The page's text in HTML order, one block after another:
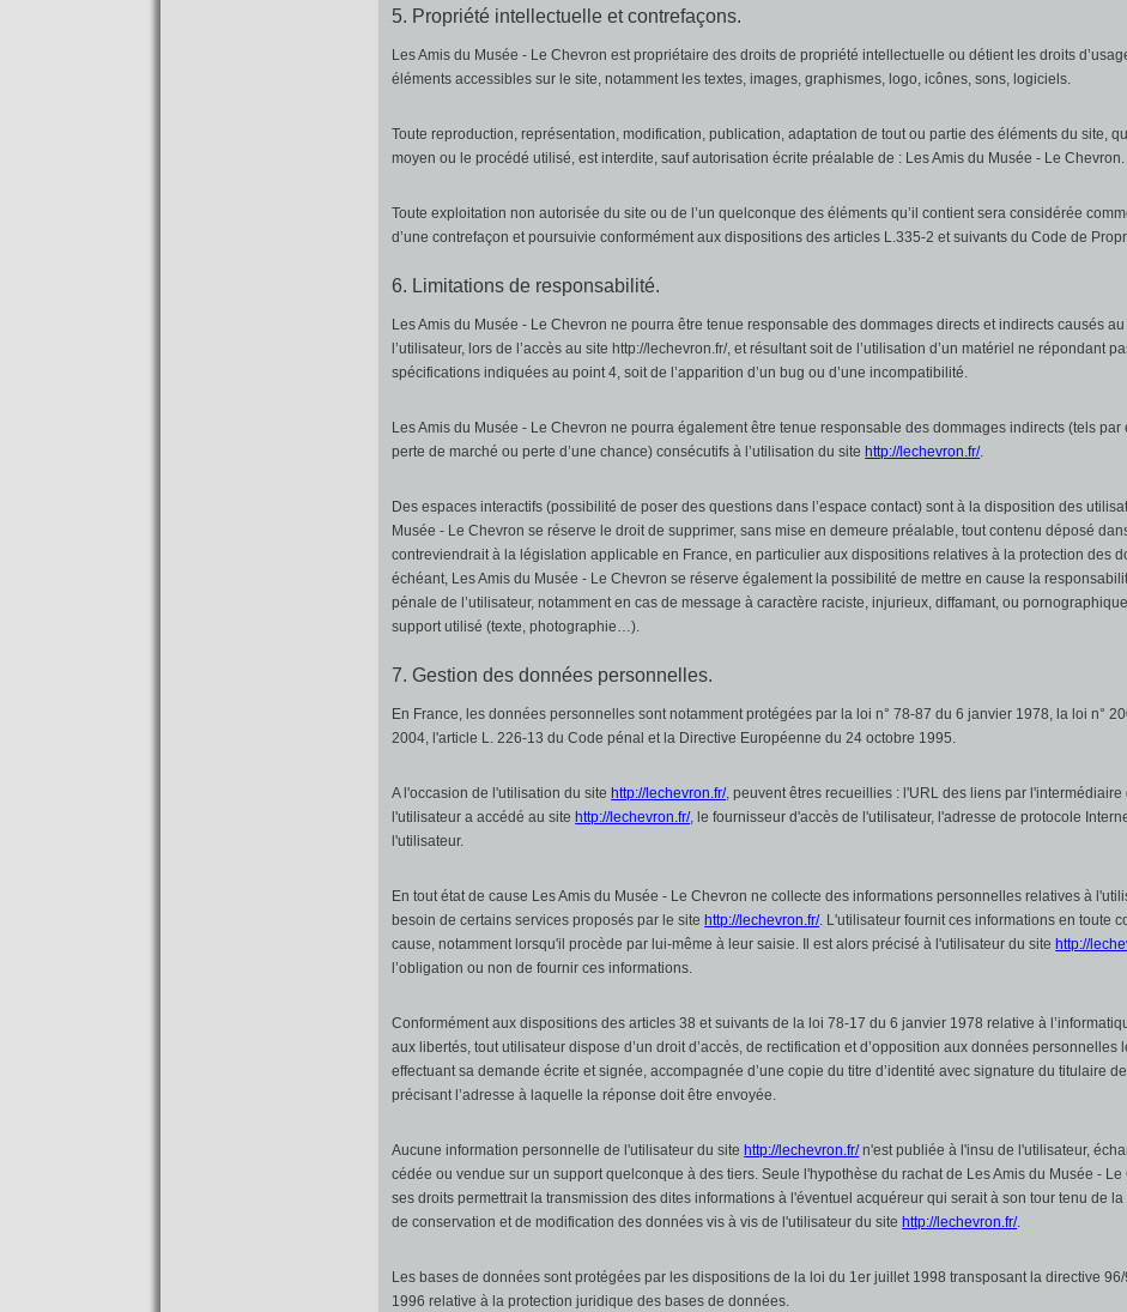
5. Propriété intellectuelle et contrefaçons.
Les Amis du Musée - Le Chevron est propriétaire des droits de propriété intellectuelle ou détient les droits
éléments accessibles sur le site, notamment les textes, images, graphismes, logo, icônes, sons, logiciels.
Toute reproduction, représentation, modification, publication, adaptation de tout ou partie des éléments du site,
moyen ou le procédé utilisé, est interdite, sauf autorisation écrite préalable de : Les Amis du Musée - Le Chevron.
Toute exploitation non autorisée du site ou de l’un quelconque des éléments qu’il contient sera considérée
d’une contrefaçon et poursuivie conformément aux dispositions des articles L.335-2 et suivants du Code de
6. Limitations de responsabilité.
Les Amis du Musée - Le Chevron ne pourra être tenue responsable des dommages directs et indirects causés
l’utilisateur, lors de l’accès au site http://lechevron.fr/, et résultant soit de l’utilisation d’un matériel ne répondant
spécifications indiquées au point 4, soit de l’apparition d’un bug ou d’une incompatibilité.
Les Amis du Musée - Le Chevron ne pourra également être tenue responsable des dommages indirects (tels par
perte de marché ou perte d’une chance) consécutifs à l’utilisation du sitehttp://lechevron.fr/.
Des espaces interactifs (possibilité de poser des questions dans l’espace contact) sont à la disposition des
Musée - Le Chevron se réserve le droit de supprimer, sans mise en demeure préalable, tout contenu déposé
contreviendrait à la législation applicable en France, en particulier aux dispositions relatives à la protection des
échéant, Les Amis du Musée - Le Chevron se réserve également la possibilité de mettre en cause la
pénale de l’utilisateur, notamment en cas de message à caractère raciste, injurieux, diffamant, ou
support utilisé (texte, photographie…).
7. Gestion des données personnelles.
En France, les données personnelles sont notamment protégées par la loi n° 78-87 du 6 janvier 1978, la loi n°
2004, l'article L. 226-13 du Code pénal et la Directive Européenne du 24 octobre 1995.
A l'occasion de l'utilisation du sitehttp://lechevron.fr/, peuvent êtres recueillies : l'URL des liens par l'intermédiaire
l'utilisateur a accédé au sitehttp://lechevron.fr/, le fournisseur d'accès de l'utilisateur, l'adresse de protocole
l'utilisateur.
En tout état de cause Les Amis du Musée - Le Chevron ne collecte des informations personnelles relatives à
besoin de certains services proposés par le sitehttp://lechevron.fr/. L'utilisateur fournit ces informations en toute
cause, notamment lorsqu'il procède par lui-même à leur saisie. Il est alors précisé à l'utilisateur du sitehttp://
l’obligation ou non de fournir ces informations.
Conformément aux dispositions des articles 38 et suivants de la loi 78-17 du 6 janvier 1978 relative à
aux libertés, tout utilisateur dispose d’un droit d’accès, de rectification et d’opposition aux données personnelles
effectuant sa demande écrite et signée, accompagnée d’une copie du titre d’identité avec signature du titulaire
précisant l’adresse à laquelle la réponse doit être envoyée.
Aucune information personnelle de l'utilisateur du sitehttp://lechevron.fr/n'est publiée à l'insu de l'utilisateur,
cédée ou vendue sur un support quelconque à des tiers. Seule l'hypothèse du rachat de Les Amis du Musée - Le
ses droits permettrait la transmission des dites informations à l'éventuel acquéreur qui serait à son tour tenu de
de conservation et de modification des données vis à vis de l'utilisateur du sitehttp://lechevron.fr/.
Les bases de données sont protégées par les dispositions de la loi du 1er juillet 1998 transposant la directive
1996 relative à la protection juridique des bases de données.